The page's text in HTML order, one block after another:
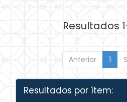
Resultados
Anterior 1
Resultados por ítem: